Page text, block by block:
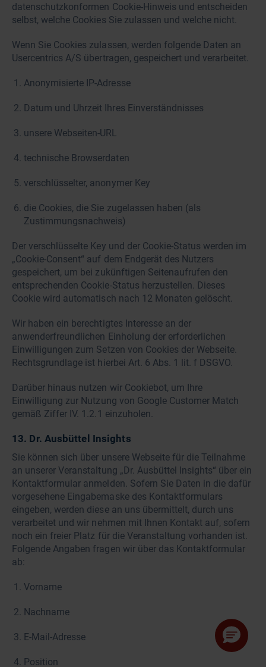
datenschutzkonformen Cookie-Hinweis und entscheiden
selbst, welche Cookies Sie zulassen und welche nicht.
Wenn Sie Cookies zulassen, werden folgende Daten an
Usercentrics A/S übertragen, gespeichert und verarbeitet.
Anonymisierte IP-Adresse
Datum und Uhrzeit Ihres Einverständnisses
unsere Webseiten-URL
technische Browserdaten
verschlüsselter, anonymer Key
die Cookies, die Sie zugelassen haben (als
Zustimmungsnachweis)
Der verschlüsselte Key und der Cookie-Status werden im
„Cookie-Consent“ auf dem Endgerät des Nutzers
gespeichert, um bei zukünftigen Seitenaufrufen den
entsprechenden Cookie-Status herzustellen. Dieses
Cookie wird automatisch nach 12 Monaten gelöscht.
Wir haben ein berechtigtes Interesse an der
anwenderfreundlichen Einholung der erforderlichen
Einwilligungen zum Setzen von Cookies der Webseite.
Rechtsgrundlage ist hierbei Art. 6 Abs. 1 lit. f DSGVO.
Darüber hinaus nutzen wir Cookiebot, um Ihre
Einwilligung zur Nutzung von Google Customer Match
gemäß Ziffer IV. 1.2.1 einzuholen.
13. Dr. Ausbüttel Insights
Sie können sich über unsere Webseite für die Teilnahme
an unserer Veranstaltung „Dr. Ausbüttel Insights“ über ein
Kontaktformular anmelden. Sofern Sie Daten in die dafür
vorgesehene Eingabemaske des Kontaktformulars
eingeben, werden diese an uns übermittelt, durch uns
verarbeitet und wir nehmen mit Ihnen Kontakt auf, sofern
noch ein freier Platz für die Veranstaltung vorhanden ist.
Folgende Angaben fragen wir über das Kontaktformular
ab:
Vorname
Nachname
E-Mail-Adresse
Position